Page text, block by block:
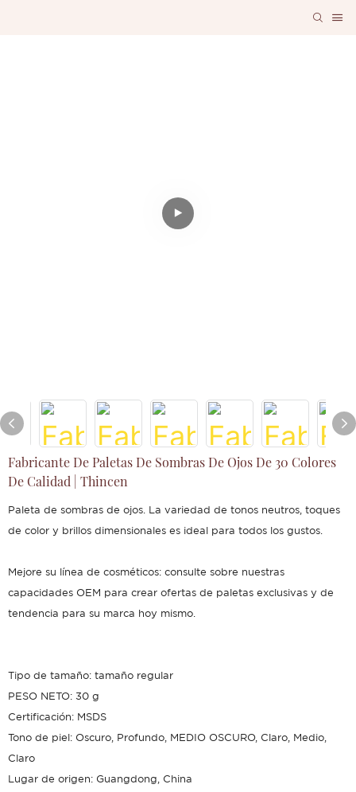
Fabricante De Paletas De Sombras De Ojos De 30 Colores
De Calidad | Thincen
Paleta de sombras de ojos. La variedad de tonos neutros, toques
de color y brillos dimensionales es ideal para todos los gustos.
Mejore su línea de cosméticos: consulte sobre nuestras
capacidades OEM para crear ofertas de paletas exclusivas y de
tendencia para su marca hoy mismo.
Tipo de tamaño: tamaño regular
PESO NETO: 30 g
Certificación: MSDS
Tono de piel: Oscuro, Profundo, MEDIO OSCURO, Claro, Medio,
Claro
Lugar de origen: Guangdong, China